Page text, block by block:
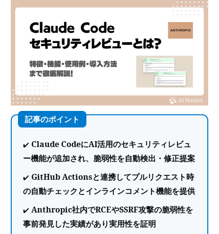
Claude CodeにAI活用のセキュリティレビュ
ー機能が追加され、脆弱性を自動検出・修正提案
GitHub Actionsと連携してプルリクエスト時
の自動チェックとインラインコメント機能を提供
Anthropic社内でRCEやSSRF攻撃の脆弱性を
事前発見した実績があり実用性を証明